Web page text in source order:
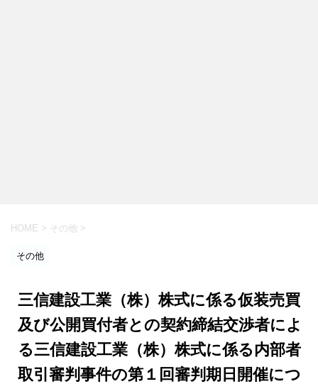
HOME > その他 >
その他
三信建設工業（株）株式に係る仮装売買
及び公開買付者との契約締結交渉者によ
る三信建設工業（株）株式に係る内部者
取引審判事件の第１回審判期日開催につ